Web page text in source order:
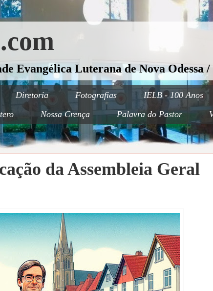
Evangélica Luterana de Nova Odessa /
Diretoria Fotografias IELB - 100 Anos
Nossa Crença Palavra do Pastor
da Assembleia Geral